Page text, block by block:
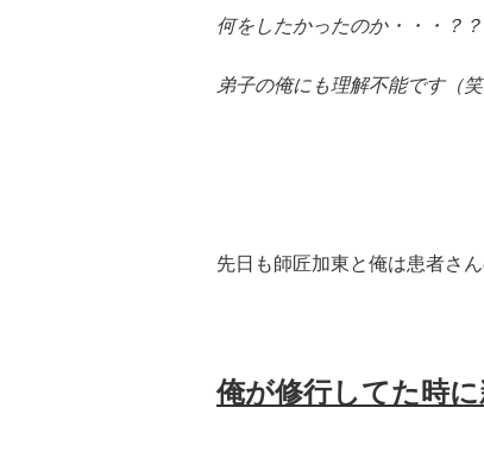
何をしたかったのか・・・？
弟子の俺にも理解不能です（笑
先日も師匠加東と俺は患者さ
俺が修行してた時に